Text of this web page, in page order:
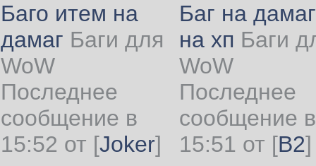
Баго итем на
дамаг Баги для
WoW
Последнее
сообщение в
15:52 от [Joker]
Баг на
на хп Баги
WoW
Последнее
сообщение в
15:51 от [B2]